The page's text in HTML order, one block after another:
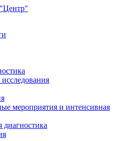
мероприятия и интенсивная
диагностика